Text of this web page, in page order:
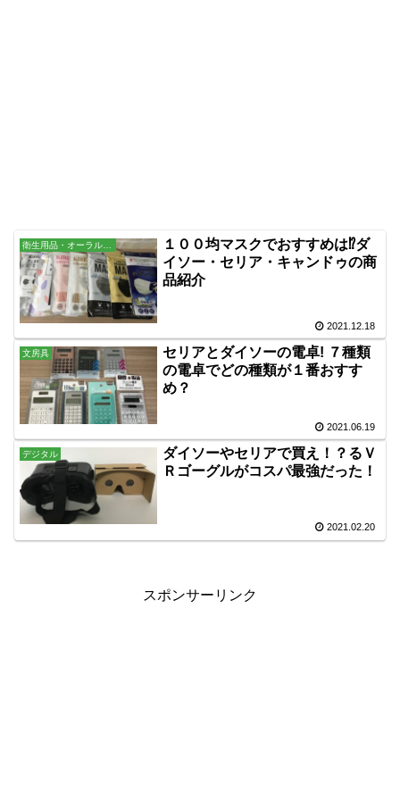
１００均マスクでおすすめは⁉ダ
イソー・セリア・キャンドゥの商
品紹介
2021.12.18
文房具
セリアとダイソーの電卓! ７種類
の電卓でどの種類が１番おすす
め？
2021.06.19
デジタル
ダイソーやセリアで買え！？るＶ
Ｒゴーグルがコスパ最強だった！
2021.02.20
スポンサーリンク